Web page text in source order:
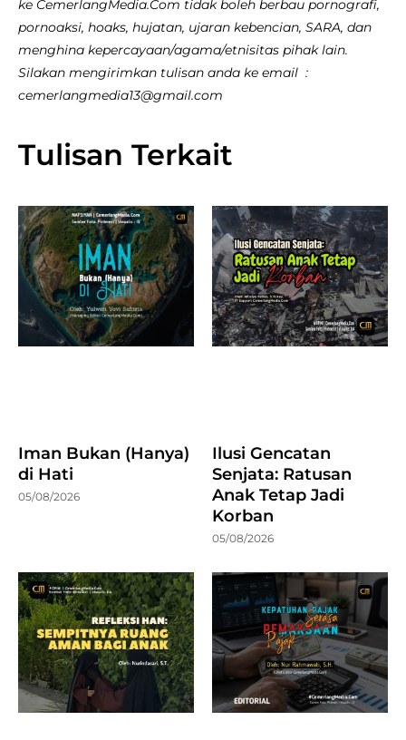
ke CemerlangMedia.Com tidak boleh berbau pornografi,
pornoaksi, hoaks, hujatan, ujaran kebencian, SARA, dan
menghina kepercayaan/agama/etnisitas pihak lain.
Silakan mengirimkan tulisan anda ke email :
cemerlangmedia13@gmail.com
Tulisan Terkait
Iman Bukan (Hanya)
di Hati
05/08/2026
Ilusi Gencatan
Senjata: Ratusan
Anak Tetap Jadi
Korban
05/08/2026